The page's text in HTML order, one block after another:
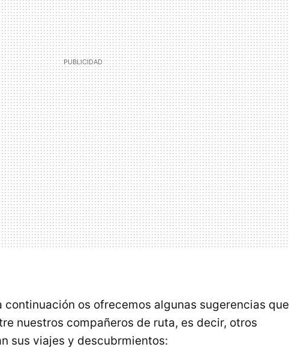
continuación os ofrecemos algunas sugerencias que
nuestros compañeros de ruta, es decir, otros
sus viajes y descubrmientos: